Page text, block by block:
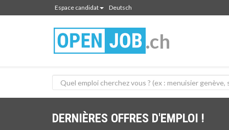
Espace candidat Deutsch
.ch
DERNIÈRES OFFRES D'EMPLOI !